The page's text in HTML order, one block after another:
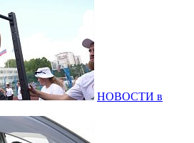
НОВОСТИ в